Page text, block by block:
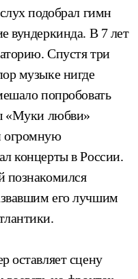
подобрал гимн
вундеркинда. В 7 лет
Спустя три
музыке нигде
попробовать
«Муки любви»
огромную
концерты в России.
познакомился
его лучшим
оставляет сцену